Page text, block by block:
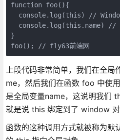
function foo(){
console.log(this) //
console.log(this.name) //
}
上段代码非常简单，我们在全
me，然后我们在函数 foo 中使
是全局变量name，这说明我们
就是说 this 绑定到了 window 对
函数的这种调用方式就被称为默